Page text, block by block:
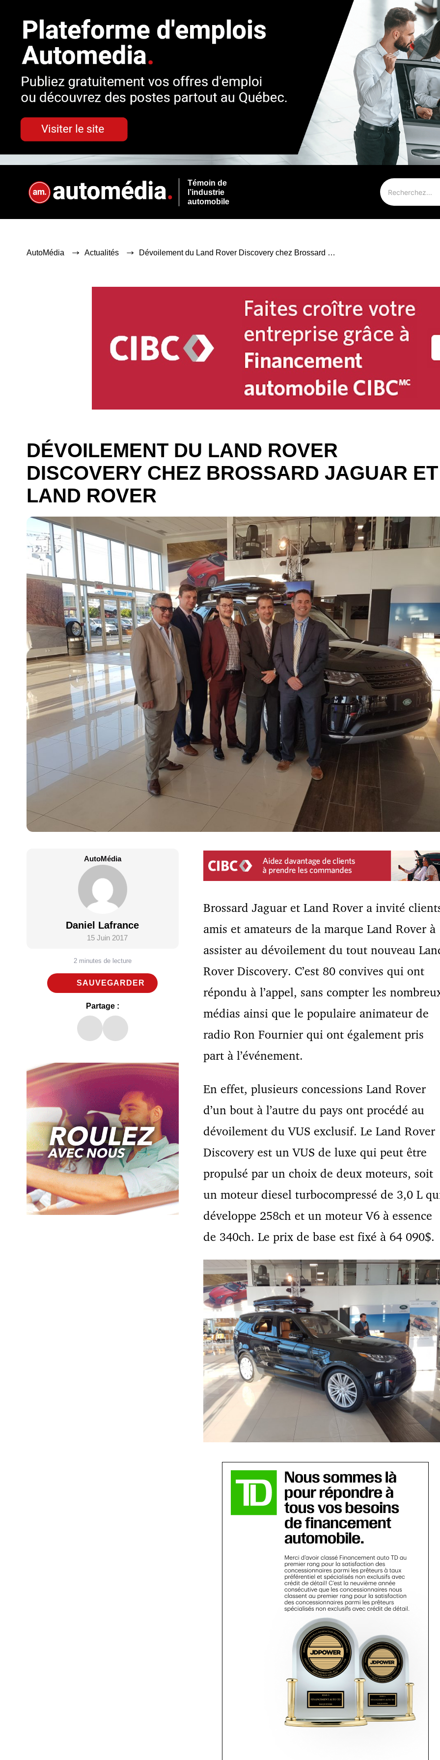
Témoin de
l’industrie
automobile
AutoMédia Actualités Dévoilement du Land Rover Discovery chez Brossard Jaguar et Land Rover
DÉVOILEMENT DU LAND ROVER
DISCOVERY CHEZ BROSSARD JAGUAR ET
LAND ROVER
AutoMédia
Daniel Lafrance
15 Juin 2017
2 minutes de lecture
SAUVEGARDER
Partage :
Brossard Jaguar et Land Rover a invité
amis et amateurs de la marque Land Rover à
assister au dévoilement du tout nouveau
Rover Discovery. C’est 80 convives qui ont
répondu à l’appel, sans compter les
médias ainsi que le populaire animateur de
radio Ron Fournier qui ont également pris
part à l’événement.
En effet, plusieurs concessions Land Rover
d’un bout à l’autre du pays ont procédé au
dévoilement du VUS exclusif. Le Land Rover
Discovery est un VUS de luxe qui peut être
propulsé par un choix de deux moteurs, soit
un moteur diesel turbocompressé de 3,0 L
développe 258ch et un moteur V6 à essence
de 340ch. Le prix de base est fixé à 64 090$.